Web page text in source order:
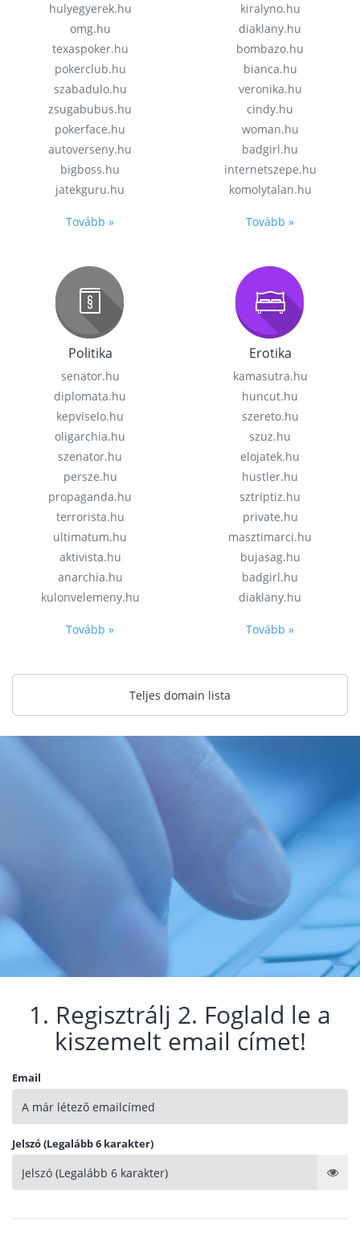
hulyegyerek.hu
omg.hu
texaspoker.hu
pokerclub.hu
szabadulo.hu
zsugabubus.hu
pokerface.hu
autoverseny.hu
bigboss.hu
jatekguru.hu
Tovább »
kiralyno.hu
diaklany.hu
bombazo.hu
bianca.hu
veronika.hu
cindy.hu
woman.hu
badgirl.hu
internetszepe.hu
komolytalan.hu
Tovább »
Politika
senator.hu
diplomata.hu
kepviselo.hu
oligarchia.hu
szenator.hu
persze.hu
propaganda.hu
terrorista.hu
ultimatum.hu
aktivista.hu
anarchia.hu
kulonvelemeny.hu
Tovább »
Erotika
kamasutra.hu
huncut.hu
szereto.hu
szuz.hu
elojatek.hu
hustler.hu
sztriptiz.hu
private.hu
masztimarci.hu
bujasag.hu
badgirl.hu
diaklany.hu
Tovább »
Teljes domain lista
1. Regisztrálj 2. Foglald le a
kiszemelt email címet!
Email
Jelszó (Legalább 6 karakter)